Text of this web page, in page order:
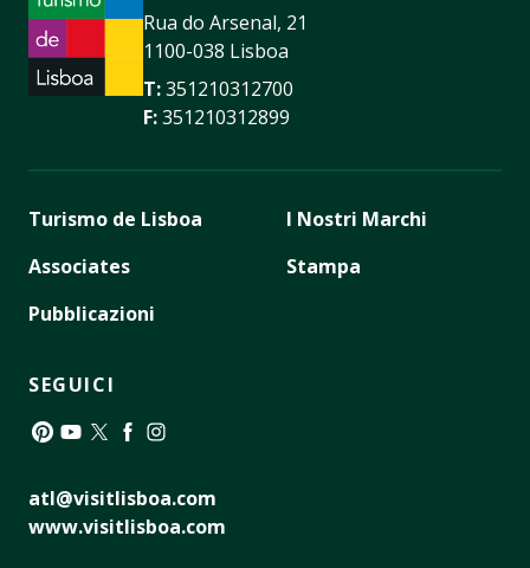
Rua do Arsenal, 21
1100-038 Lisboa
T:351210312700
F:351210312899
Turismo de Lisboa
Associates
Pubblicazioni
I Nostri Marchi
Stampa
SEGUICI
atl@visitlisboa.com
www.visitlisboa.com